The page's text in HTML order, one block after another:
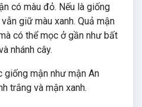
có màu đỏ. Nếu là giống
giữ màu xanh. Quả mận
có thể mọc ở gần như bất
nhánh cây.
giống mận như mận An
trắng và mận xanh.